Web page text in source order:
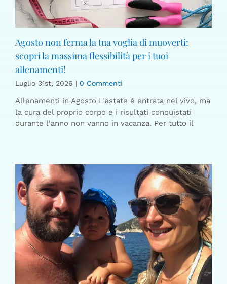
Agosto non ferma la tua voglia di muoverti:
scopri la massima flessibilità per i tuoi
allenamenti!
Luglio 31st, 2026 | 0 Commenti
Allenamenti in Agosto L'estate è entrata nel vivo, ma
la cura del proprio corpo e i risultati conquistati
durante l'anno non vanno in vacanza. Per tutto il